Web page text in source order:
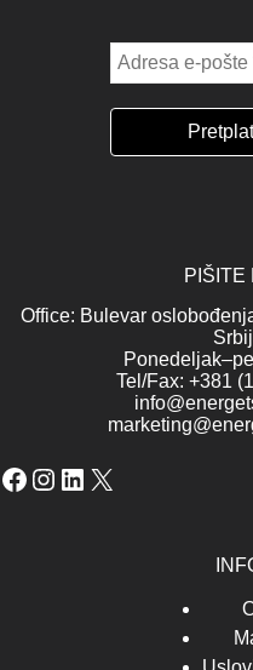
PIŠITE
Office: Bulevar
Tel/Fax: +381
Facebook
Instagram
LinkedIn
X